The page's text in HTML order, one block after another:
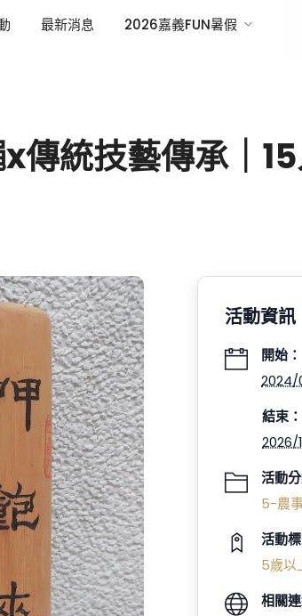
最新消息 2026嘉義FUN暑假
傳統技藝傳承｜
活動資訊
開始：
2024/
結束：
2026/
活動
5-農
活動
5歲以
相關連